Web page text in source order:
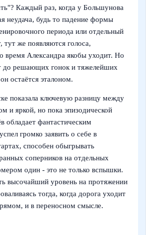
Каждый раз, когда у Большунова
неудача, будь то падение формы
периода или отдельный
тут же появляются голоса,
время Александра якобы уходит. Но
до решающих гонок и тяжелейших
остаётся эталоном.
показала ключевую разницу между
и яркой, но пока эпизодической
обладает фантастическим
громко заявить о себе в
способен обыгрывать
соперников на отдельных
один - это не только вспышки.
высочайший уровень на протяжении
тогда, когда дорога уходит
и в переносном смысле.